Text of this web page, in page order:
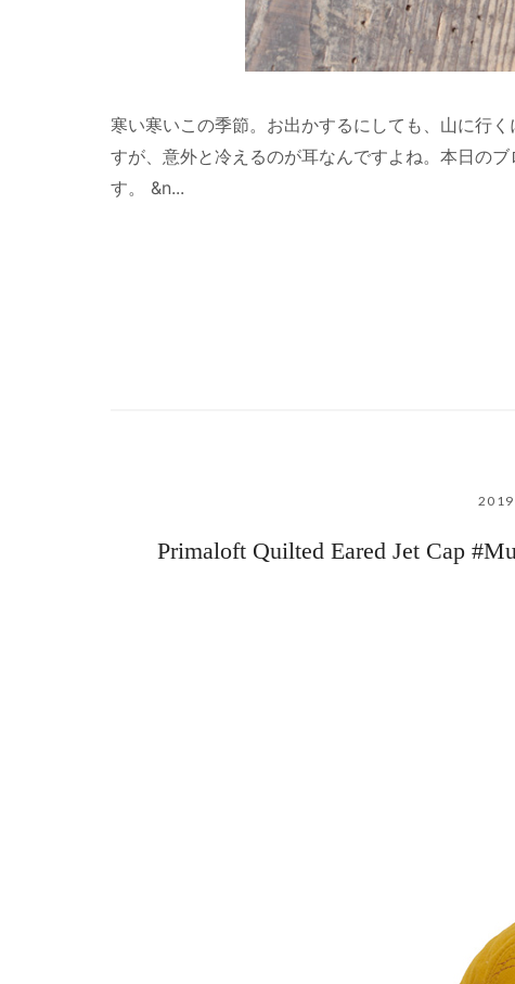
寒い寒いこの季節。お出かするにしても、山に行
すが、意外と冷えるのが耳なんですよね。本日の
す。 &n...
2019
Primaloft Quilted Eared Jet Cap